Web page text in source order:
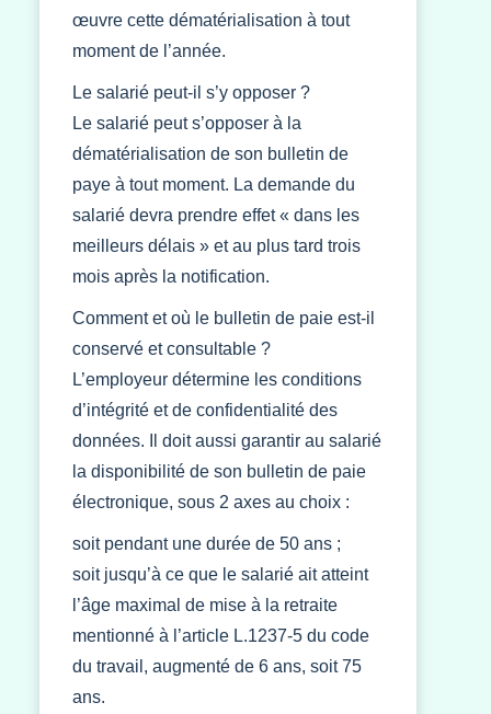
œuvre cette dématérialisation à tout
moment de l’année.
Le salarié peut-il s’y opposer ?
Le salarié peut s’opposer à la
dématérialisation de son bulletin de
paye à tout moment. La demande du
salarié devra prendre effet « dans les
meilleurs délais » et au plus tard trois
mois après la notification.
Comment et où le bulletin de paie est-il
conservé et consultable ?
L’employeur détermine les conditions
d’intégrité et de confidentialité des
données. Il doit aussi garantir au salarié
la disponibilité de son bulletin de paie
électronique, sous 2 axes au choix :
soit pendant une durée de 50 ans ;
soit jusqu’à ce que le salarié ait atteint
l’âge maximal de mise à la retraite
mentionné à l’article L.1237-5 du code
du travail, augmenté de 6 ans, soit 75
ans.